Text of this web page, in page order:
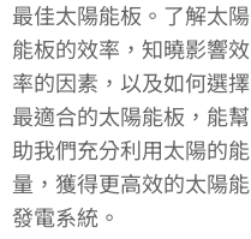
最佳太陽能板。了解太陽
能板的效率，知曉影響效
率的因素，以及如何選擇
最適合的太陽能板，能幫
助我們充分利用太陽的能
量，獲得更高效的太陽能
發電系統。